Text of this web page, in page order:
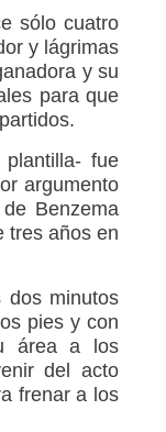
sólo cuatro
y lágrimas
y su
para que
fue
argumento
Benzema
tres años en
dos minutos
pies y con
área a los
del acto
frenar a los